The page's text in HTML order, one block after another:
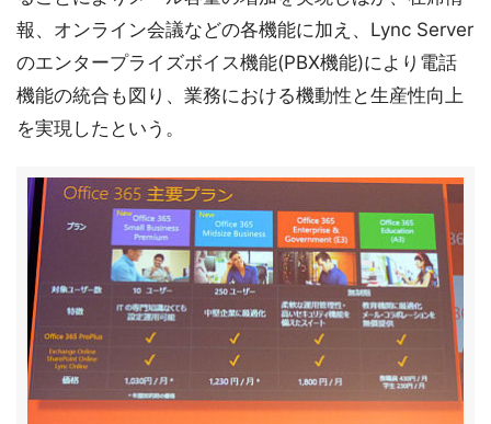
報、オンライン会議などの各機能に加え、Lync Server
のエンタープライズボイス機能(PBX機能)により電話
機能の統合も図り、業務における機動性と生産性向上
を実現したという。